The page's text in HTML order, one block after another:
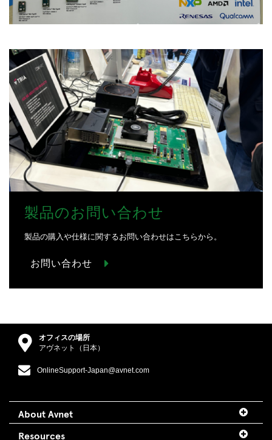
製品のお問い合わせ
製品の購入や仕様に関するお問い合わせはこちらから。
お問い合わせ
オフィスの場所
アヴネット（日本）
OnlineSupport-Japan@avnet.com
About Avnet
Resources